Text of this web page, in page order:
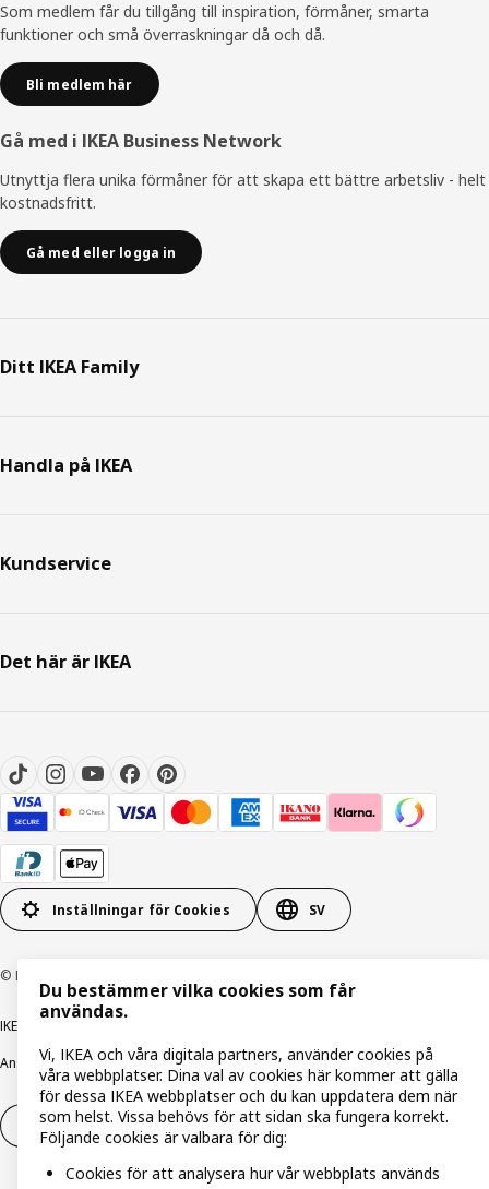
Som medlem får du tillgång till inspiration, förmåner, smarta
funktioner och små överraskningar då och då.
Bli medlem här
Gå med i IKEA Business Network
Utnyttja flera unika förmåner för att skapa ett bättre arbetsliv - helt
kostnadsfritt.
Gå med eller logga in
Ditt IKEA Family
Handla på IKEA
Kundservice
Det här är IKEA
Inställningar för Cookies SV
© Inter IKEA Systems B.V. 1999-2026
IKEA Family integritetspolicy
Ansvarsfullt avslöjandepolicyE-postKöp- & leveransvillkorBolagsinformation
Utöva ångerrätt Utöva ångerrätten för tjänster
Du bestämmer vilka cookies som får
användas.
Vi, IKEA och våra digitala partners, använder cookies på
våra webbplatser. Dina val av cookies här kommer att gälla
för dessa IKEA webbplatser och du kan uppdatera dem när
som helst. Vissa behövs för att sidan ska fungera korrekt.
Följande cookies är valbara för dig:
Cookies för att analysera hur vår webbplats används